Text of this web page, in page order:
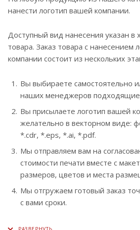
нанести логотип вашей компании.
Доступный вид нанесения указан в
товара. Заказ товара с нанесением
компании состоит из нескольких
Вы выбираете самостоятельно
наших менеджеров подходящие
Вы присылаете логотип вашей
желательно в векторном виде:
*.cdr, *.eps, *.ai, *.pdf.
Мы отправляем вам на
стоимости печати вместе с
размеров, цветов и места
Мы отгружаем готовый заказ
с вами сроки.